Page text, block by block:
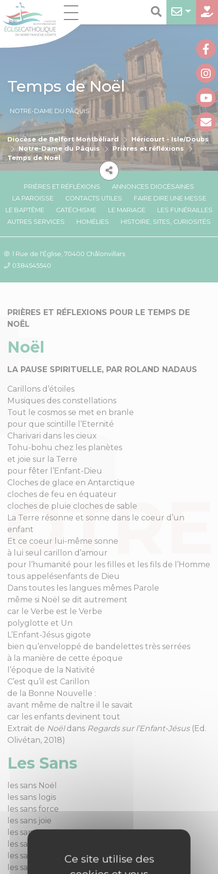
Temps de Noël
NOTRE-DAME DU PÂQUIS
Diocèse de Belfort Montbéliard
Héricourt - Isle/Doubs
Notre-Dame du Pâquis
Prières et réfléxions
Temps de Noël
PRIÈRES ET RÉFLÉXIONS
ANNONCES DIOCÉSAINES
LA PAROISSE
CONTACTS UTILES
FAIRE DIRE UNE MESSE
LE BAPTÊME
CATÉCHISME LE MARIAGE
LES FUNÉRAILLES
AUTRES SERVICES
HOMÉLIES HISTOIRE, SITES, CURIOSITÉS
1 Rue de l'Église, 70400 Châlonvillars
0384545540
PRIÈRES ET RÉFLEXIONS POUR LE TEMPS DE
NOËL
Noël
LA PAUSE SPIRITUELLE, PAR ROLAND NADAUS
Carillons d’étoiles
Musiques des constellations
Tout le cosmos se met en branle
pour que scintille l’Eternité
Charivari dans les cieux
Tohu-bohu chez les planètes
et joie sur la Terre
pour fêter l’Enfant-Dieu
Cloches de glace en Antarctique
cloches de feu en équateur
cloches de pluie cloches de sable
La Terre résonne et sonne dans le coeur d’un
enfant
Et ce coeur lui-même sonne
à lui seul carillon d’amour
pour l’humanité pour les filles et les fils de l’Homme
tous appelésenfants de Dieu
Dans toutes les langues mêmes Parole
même si Noël se dit autrement
car le Verbe est le Verbe
polyglotte et Un
L’Enfant-Jésus gigote
bien qu’enveloppé de bandelettes très serrées
à la manière de cette époque
l’époque de la Nativité
C’est qu’il est Carillon
de la Bonne Nouvelle :
avant même de naître il le savait
car les enfants devinent tout
Extrait de Noëldans Regards sur l’Enfant-Jésus(Ed.
Olivétan, 2018)
Les Sans
les sans Noël
les sans logis
les sans force
les sans joie
les sans espoir
les sans eau
les sans pain
les sans rien
Ce site utilise des